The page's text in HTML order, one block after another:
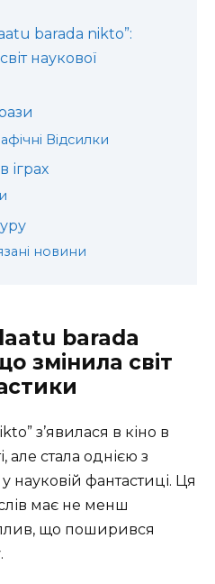
barada nikto”:
наукової
Відсилки
іграх
новини
barada
змінила світ
з’явилася в кіно в
але стала однією з
науковій фантастиці. Ця
має не менш
що поширився